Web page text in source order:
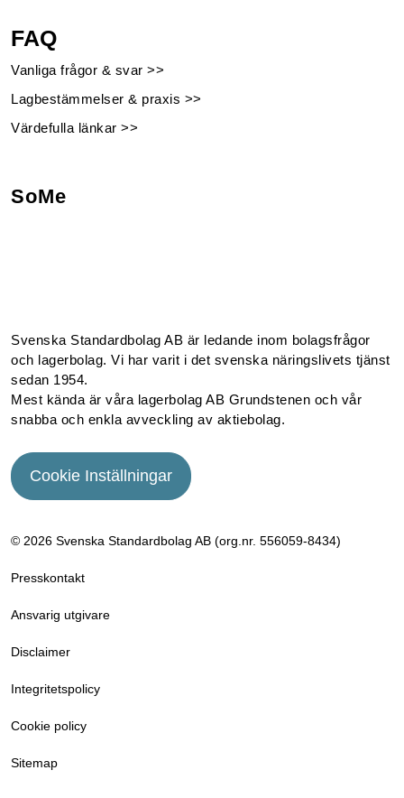
FAQ
Vanliga frågor & svar >>
Lagbestämmelser & praxis >>
Värdefulla länkar >>
SoMe
Svenska Standardbolag AB är ledande inom bolagsfrågor
och lagerbolag. Vi har varit i det svenska näringslivets tjänst
sedan 1954.
Mest kända är våra lagerbolag AB Grundstenen och vår
snabba och enkla avveckling av aktiebolag.
Cookie Inställningar
© 2026 Svenska Standardbolag AB (org.nr. 556059­-8434)
Presskontakt
Ansvarig utgivare
Disclaimer
Integritetspolicy
Cookie policy
Sitemap